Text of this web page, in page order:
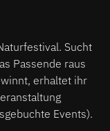
Sucht
Passende raus
erhaltet ihr
Events).